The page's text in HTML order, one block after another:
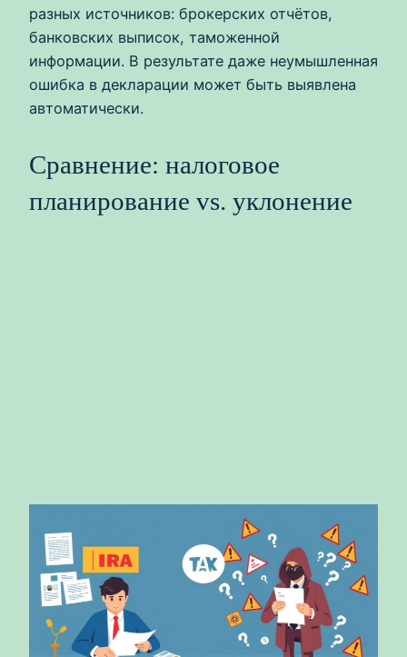
разных источников: брокерских отчётов,
банковских выписок, таможенной
информации. В результате даже неумышленная
ошибка в декларации может быть выявлена
автоматически.
Сравнение: налоговое
планирование vs. уклонение